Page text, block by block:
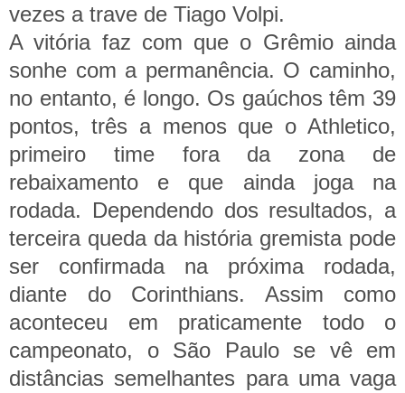
vezes a trave de Tiago Volpi.
A vitória faz com que o Grêmio ainda
sonhe com a permanência. O caminho,
no entanto, é longo. Os gaúchos têm 39
pontos, três a menos que o Athletico,
primeiro time fora da zona de
rebaixamento e que ainda joga na
rodada. Dependendo dos resultados, a
terceira queda da história gremista pode
ser confirmada na próxima rodada,
diante do Corinthians. Assim como
aconteceu em praticamente todo o
campeonato, o São Paulo se vê em
distâncias semelhantes para uma vaga